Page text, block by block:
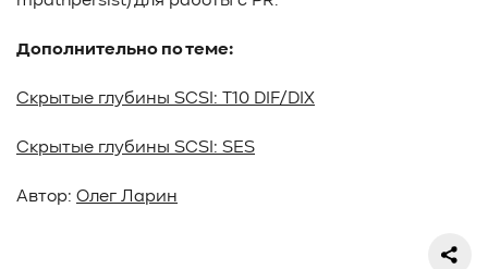
Дополнительно по теме:
Скрытые глубины SCSI: T10 DIF/DIX
Скрытые глубины SCSI: SES
Автор: Олег Ларин